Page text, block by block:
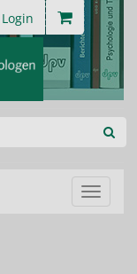
Login
ein-/